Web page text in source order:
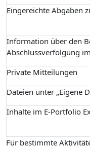
Eingereichte Abgaben
Information über den
Abschlussverfolgung
Private Mitteilungen
Dateien unter „Eigene
Inhalte im E-Portfolio
Für bestimmte